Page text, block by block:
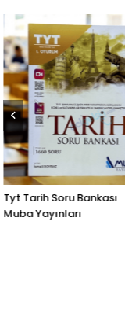
Tyt Tarih Soru Bankası
Muba Yayınları